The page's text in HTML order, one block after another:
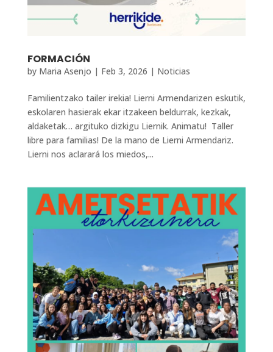
FORMACIÓN
by Maria Asenjo | Feb 3, 2026 | Noticias
Familientzako tailer irekia! Lierni Armendarizen eskutik,
eskolaren hasierak ekar itzakeen beldurrak, kezkak,
aldaketak… argituko dizkigu Liernik. Animatu! Taller
libre para familias! De la mano de Lierni Armendariz.
Lierni nos aclarará los miedos,...